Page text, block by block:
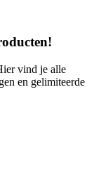
vind je alle
en gelimiteerde